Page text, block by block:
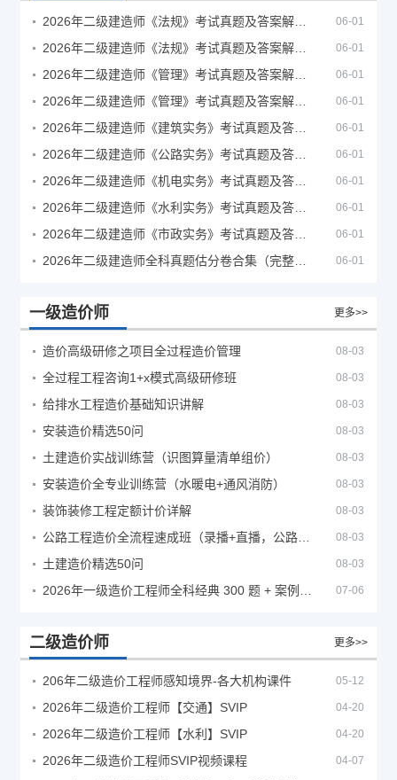
06-01
06-01
06-01
06-01
06-01
06-01
06-01
06-01
06-01
06-01
一级造价师 更多>>
造价高级研修之项目全过程造价管理 08-03
全过程工程咨询1+x模式高级研修班 08-03
给排水工程造价基础知识讲解 08-03
安装造价精选50问 08-03
土建造价实战训练营（识图算量清单组价） 08-03
安装造价全专业训练营（水暖电+通风消防） 08-03
装饰装修工程定额计价详解 08-03
08-03
土建造价精选50问 08-03
07-06
二级造价师 更多>>
206年二级造价工程师感知境界-各大机构课件 05-12
2026年二级造价工程师【交通】SVIP 04-20
2026年二级造价工程师【水利】SVIP 04-20
2026年二级造价工程师SVIP视频课程 04-07